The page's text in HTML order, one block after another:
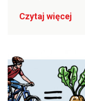
Czytaj więcej